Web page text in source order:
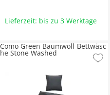
Lieferzeit: bis zu 3 Werktage
Como Green Baumwoll-Bettwäsc
he Stone Washed